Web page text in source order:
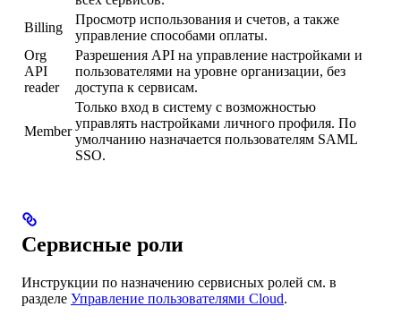
Billing
Просмотр использования и счетов, а также
управление способами оплаты.
Org
API
reader
Разрешения API на управление настройками и
пользователями на уровне организации, без
доступа к сервисам.
Member
Только вход в систему с возможностью
управлять настройками личного профиля. По
умолчанию назначается пользователям SAML
SSO.
Сервисные роли
Инструкции по назначению сервисных ролей см. в
разделе Управление пользователями Cloud.